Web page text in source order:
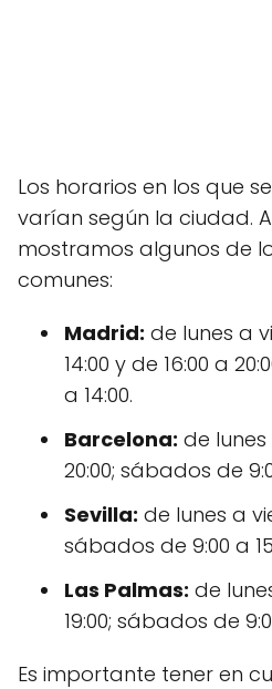
Los horarios en los que
varían según la ciudad.
mostramos algunos de
comunes:
Madrid: de lunes a
14:00 y de 16:00 a
a 14:00.
Barcelona: de lunes
20:00; sábados de
Sevilla: de lunes a
sábados de 9:00 a
Las Palmas: de
19:00; sábados de
Es importante tener en